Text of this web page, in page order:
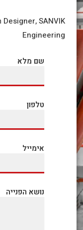
SANVIK
Engineering
שם מלא
טלפון
אימייל
נושא הפנייה